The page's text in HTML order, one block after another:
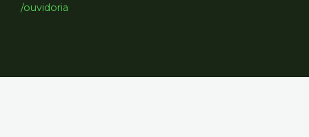
/ouvidoria